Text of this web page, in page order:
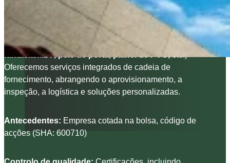
A SUMEC Building Material é especializada no
fabrico e exportação de produtos de painéis de
madeira(Contraplacado comercial, contraplacado
revestido com película, contraplacado de
fantasia/MDF, pele de porta, painel de PVC,
Oferecemos serviços integrados de cadeia de
fornecimento, abrangendo o aprovisionamento, a
inspeção, a logística e soluções personalizadas.
Antecedentes: Empresa cotada na bolsa, código de
acções (SHA: 600710)